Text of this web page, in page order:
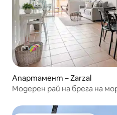
Апартамент – Zarzal
Модерен рай на брега на